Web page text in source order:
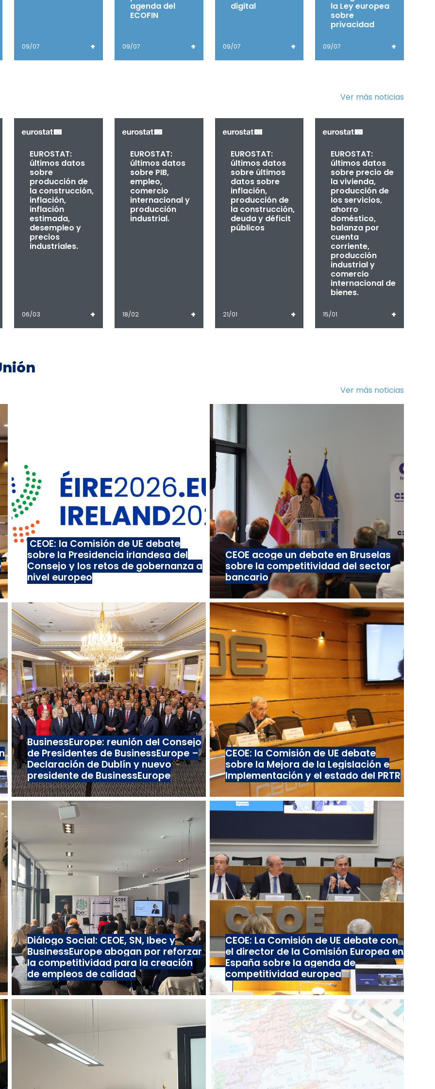
09/07 +
agenda del
ECOFIN
09/07 +
digital
09/07 +
la Ley europea
sobre
privacidad
09/07 +
Ver más noticias
EUROSTAT:
últimos datos
sobre
producción de
la construcción,
inflación,
inflación
estimada,
desempleo y
precios
industriales.
06/03 +
EUROSTAT:
últimos datos
sobre PIB,
empleo,
comercio
internacional y
producción
industrial.
18/02 +
EUROSTAT:
últimos datos
sobre últimos
datos sobre
inflación,
producción de
la construcción,
deuda y déficit
públicos
21/01 +
EUROSTAT:
últimos datos
sobre precio de
la vivienda,
producción de
los servicios,
ahorro
doméstico,
balanza por
cuenta
corriente,
producción
industrial y
comercio
internacional de
bienes.
15/01 +
Ver más noticias
CEOE: la Comisión de UE debate
sobre la Presidencia irlandesa del
Consejo y los retos de gobernanza a
nivel europeo
CEOE acoge un debate en Bruselas
sobre la competitividad del sector
bancario
BusinessEurope: reunión del Consejo
de Presidentes de BusinessEurope –
Declaración de Dublín y nuevo
presidente de BusinessEurope
CEOE: la Comisión de UE debate
sobre la Mejora de la Legislación e
Implementación y el estado del PRTR
Diálogo Social: CEOE, SN, Ibec y
BusinessEurope abogan por reforzar
la competitividad para la creación
de empleos de calidad
CEOE: La Comisión de UE debate con
el director de la Comisión Europea en
España sobre la agenda de
competitividad europea